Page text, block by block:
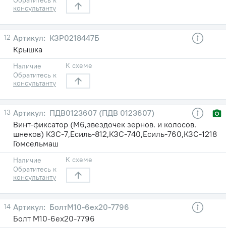
консультанту
12
КЗР0218447Б
Крышка
Наличие
Обратитесь к
консультанту
К схеме
13
ПДВ0123607 (ПДВ 0123607)
Винт-фиксатор (М6,звездочек зернов. и колосов.
шнеков) КЗС-7,Есиль-812,КЗС-740,Есиль-760,КЗС-1218
Гомсельмаш
Наличие
Обратитесь к
консультанту
К схеме
14
БолтМ10-6ex20-7796
Болт М10-6eх20-7796